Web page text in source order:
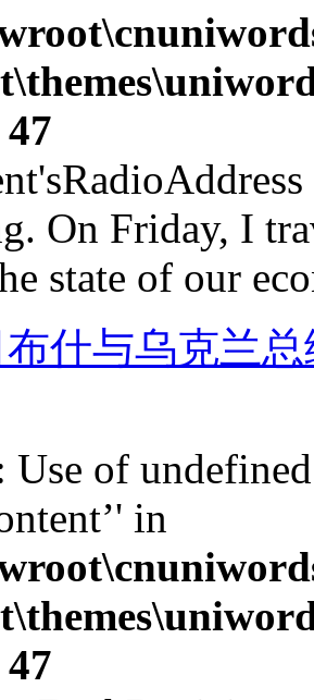
47
On Friday, I
state of our
什与乌克兰
Use of
in
47